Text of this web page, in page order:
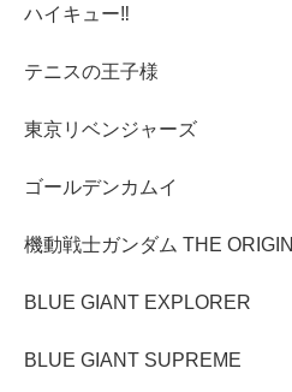
ハイキュー‼︎
テニスの王子様
東京リベンジャーズ
ゴールデンカムイ
機動戦士ガンダム THE ORIGIN
BLUE GIANT EXPLORER
BLUE GIANT SUPREME